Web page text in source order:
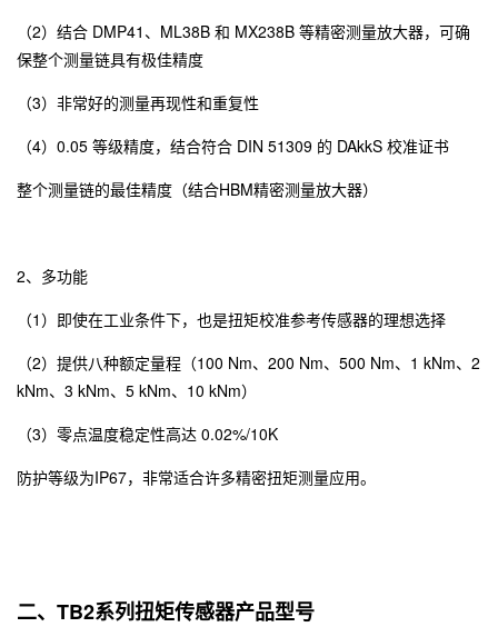
（2）结合 DMP41、ML38B 和 MX238B 等精密测量放大器，可确
保整个测量链具有极佳精度
（3）非常好的测量再现性和重复性
（4）0.05 等级精度，结合符合 DIN 51309 的 DAkkS 校准证书
整个测量链的最佳精度（结合HBM精密测量放大器）
2、多功能
（1）即使在工业条件下，也是扭矩校准参考传感器的理想选择
（2）提供八种额定量程（100 Nm、200 Nm、500 Nm、1 kNm、2
kNm、3 kNm、5 kNm、10 kNm）
（3）零点温度稳定性高达 0.02%/10K
防护等级为IP67，非常适合许多精密扭矩测量应用。
二、TB2系列扭矩传感器产品型号